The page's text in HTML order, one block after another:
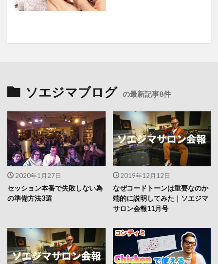
ソエジマブログ の最新記事8件
2020年1月27日
セッション本番で失敗しない為
の準備方法3選
2019年12月12日
なぜコードトーンは重要なのか
端的に説明してみた｜ソエジマ
サロン会報11月号